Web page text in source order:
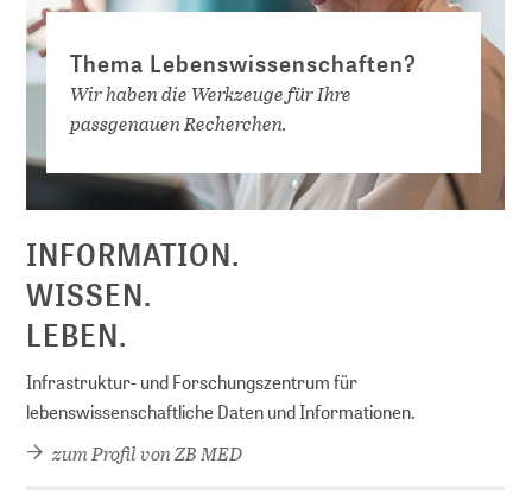
Thema Lebenswissenschaften?
Wir haben die Werkzeuge für Ihre
passgenauen Recherchen.
INFORMATION.
WISSEN.
LEBEN.
Infrastruktur- und Forschungszentrum für
lebenswissenschaftliche Daten und Informationen.
zum Profil von ZB MED